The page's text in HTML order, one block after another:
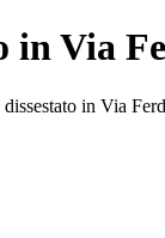
in Via
in Via